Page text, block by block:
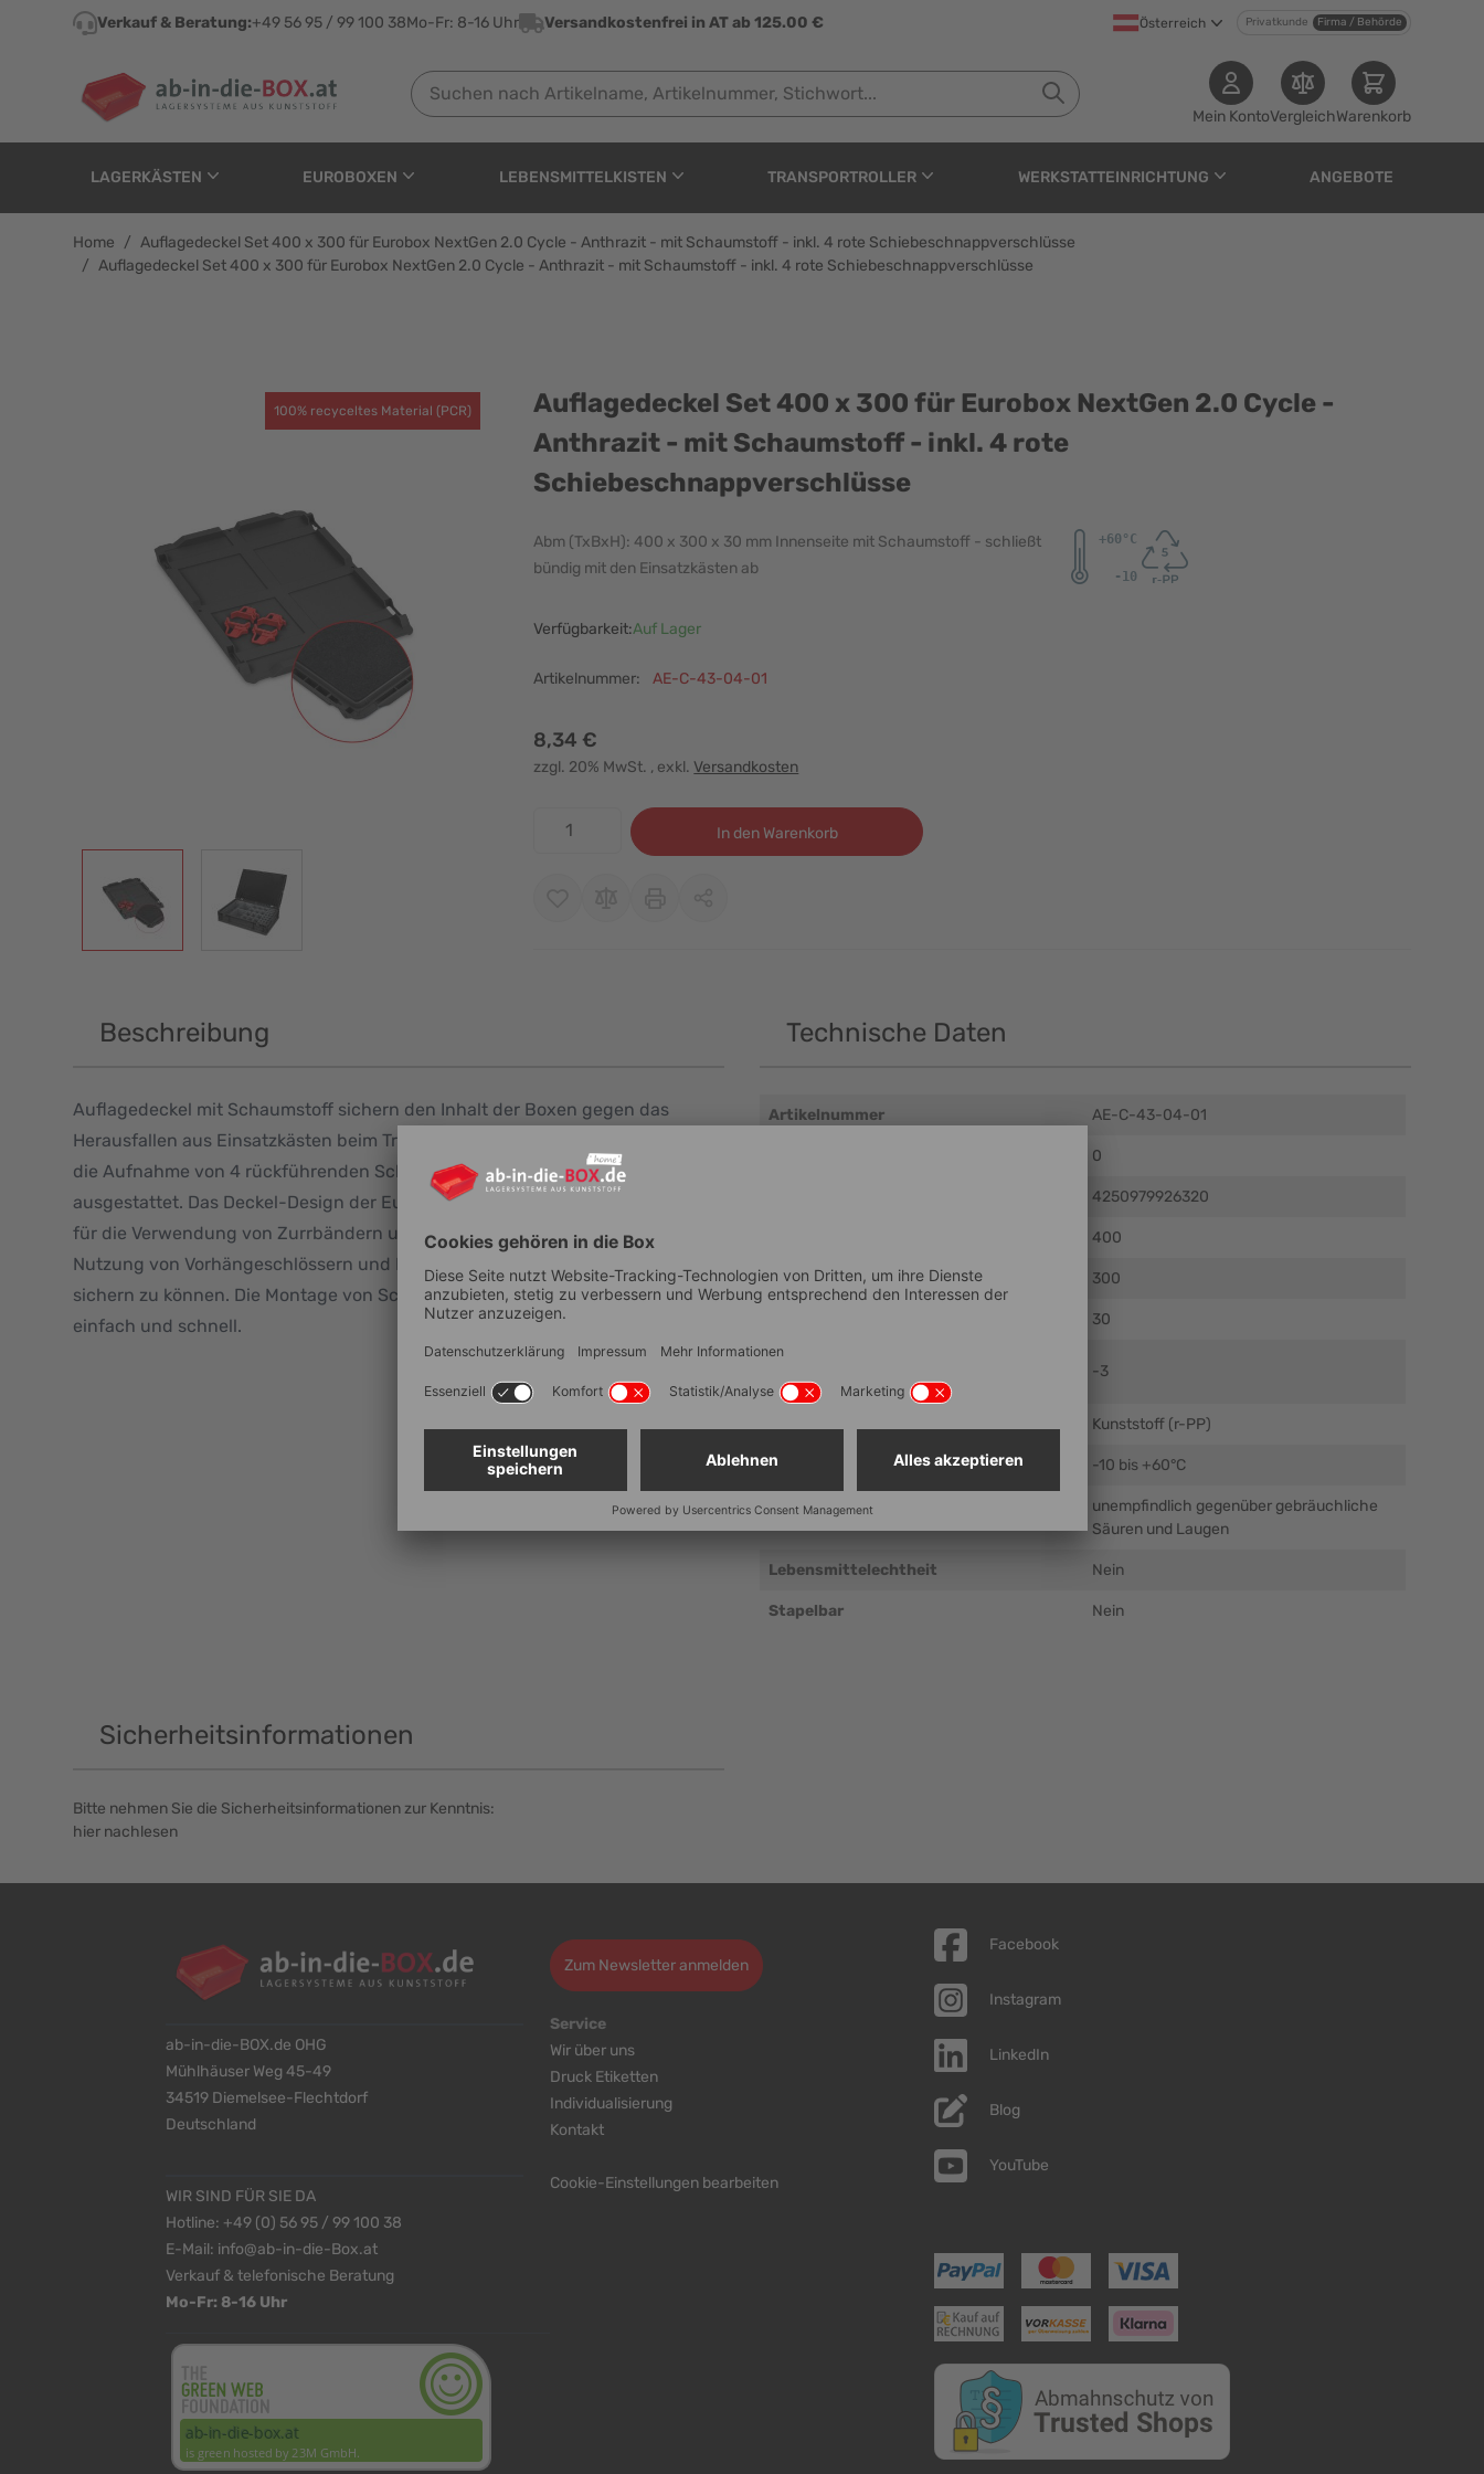
Direkt zum Inhalt
Verkauf & Beratung:+49 56 95 / 99 100 38Mo-Fr: 8-16 Uhr Versandkostenfrei in AT ab 125.00 € Österreich Privatkunde Firma / Behörde
Suchen nach Artikelname, Artikelnummer, Stichwort...
Mein KontoVergleichWarenkorb
LAGERKÄSTEN EUROBOXEN LEBENSMITTELKISTEN TRANSPORTROLLER WERKSTATTEINRICHTUNG ANGEBOTE
Home / Auflagedeckel Set 400 x 300 für Eurobox NextGen 2.0 Cycle - Anthrazit - mit Schaumstoff - inkl. 4 rote Schiebeschnappverschlüsse
/ Auflagedeckel Set 400 x 300 für Eurobox NextGen 2.0 Cycle - Anthrazit - mit Schaumstoff - inkl. 4 rote Schiebeschnappverschlüsse
Auflagedeckel Set 400 x 300 für Eurobox NextGen 2.0 Cycle -
100% recyceltes Material (PCR)
Auflagedeckel Set 400 x 300 für Eurobox NextGen 2.0 Cycle -
Anthrazit - mit Schaumstoff - inkl. 4 rote
Schiebeschnappverschlüsse
Abm (TxBxH): 400 x 300 x 30 mm Innenseite mit Schaumstoff - schließt
bündig mit den Einsatzkästen ab
Verfügbarkeit:Auf Lager
Artikelnummer: AE-C-43-04-01
8,34 €
zzgl. 20% MwSt. , exkl. Versandkosten
In den Warenkorb
Beschreibung
Auflagedeckel mit Schaumstoff sichern den Inhalt der Boxen gegen das
Herausfallen aus Einsatzkästen beim Transport. Sie sind mit Aussparungen für
die Aufnahme von 4 rückführenden Schiebeschnappverschlüssen
ausgestattet. Das Deckel-Design der Euroboxen bietet zudem Aussparungen
für die Verwendung von Zurrbändern und an allen vier Seiten Öffnungen zur
Nutzung von Vorhängeschlössern und Plomben, um den Zugriff auf den Inhalt
sichern zu können. Die Montage von Schiebeschnappverschlüssen gelingt
einfach und schnell.
Technische Daten
Artikelnummer AE-C-43-04-01
0
4250979926320
400
Breite (Außenmaß, mm ± 5 mm) 300
30
Nutzbare Innenhöhe im Stapel (mm ± 5
mm)
-3
Kunststoff (r-PP)
Temperaturbeständigkeit in °C -10 bis +60°C
Beständigkeit
unempfindlich gegenüber gebräuchliche
Säuren und Laugen
Lebensmittelechtheit Nein
Stapelbar Nein
Sicherheitsinformationen
Bitte nehmen Sie die Sicherheitsinformationen zur Kenntnis:
hier nachlesen
ab-in-die-BOX.de OHG
Mühlhäuser Weg 45-49
34519 Diemelsee-Flechtdorf
Deutschland
WIR SIND FÜR SIE DA
Hotline: +49 (0) 56 95 / 99 100 38
E-Mail: info@ab-in-die-Box.at
Verkauf & telefonische Beratung
Mo-Fr: 8-16 Uhr
Zum Newsletter anmelden
Service
Wir über uns
Druck Etiketten
Individualisierung
Kontakt
Cookie-Einstellungen bearbeiten
Facebook
Instagram
LinkedIn
Blog
YouTube